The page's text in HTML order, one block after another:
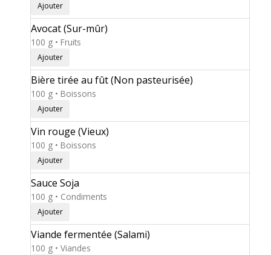
Ajouter
Avocat (Sur-mûr)
100 g • Fruits
Ajouter
Bière tirée au fût (Non pasteurisée)
100 g • Boissons
Ajouter
Vin rouge (Vieux)
100 g • Boissons
Ajouter
Sauce Soja
100 g • Condiments
Ajouter
Viande fermentée (Salami)
100 g • Viandes